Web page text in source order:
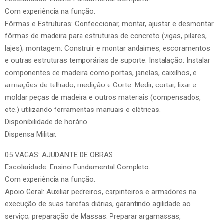
Com experiência na função.
Fôrmas e Estruturas: Confeccionar, montar, ajustar e desmontar
fôrmas de madeira para estruturas de concreto (vigas, pilares,
lajes); montagem: Construir e montar andaimes, escoramentos
e outras estruturas temporárias de suporte. Instalação: Instalar
componentes de madeira como portas, janelas, caixilhos, e
armações de telhado; medição e Corte: Medir, cortar, lixar e
moldar peças de madeira e outros materiais (compensados,
etc.) utilizando ferramentas manuais e elétricas.
Disponibilidade de horário.
Dispensa Militar.
05 VAGAS: AJUDANTE DE OBRAS
Escolaridade: Ensino Fundamental Completo.
Com experiência na função.
Apoio Geral: Auxiliar pedreiros, carpinteiros e armadores na
execução de suas tarefas diárias, garantindo agilidade ao
serviço; preparação de Massas: Preparar argamassas,